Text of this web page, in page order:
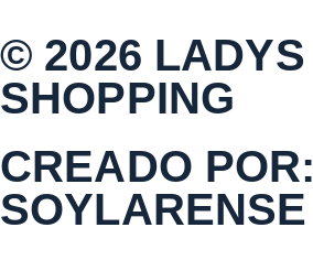
© 2026 LADYS
SHOPPING
CREADO POR:
SOYLARENSE